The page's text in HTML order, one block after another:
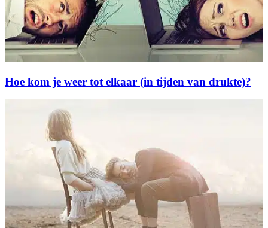
Hoe kom je weer tot elkaar (in tijden van drukte)?